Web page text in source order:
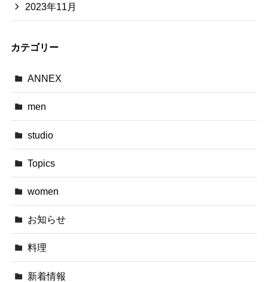
2023年11月
カテゴリー
ANNEX
men
studio
Topics
women
お知らせ
料理
新着情報